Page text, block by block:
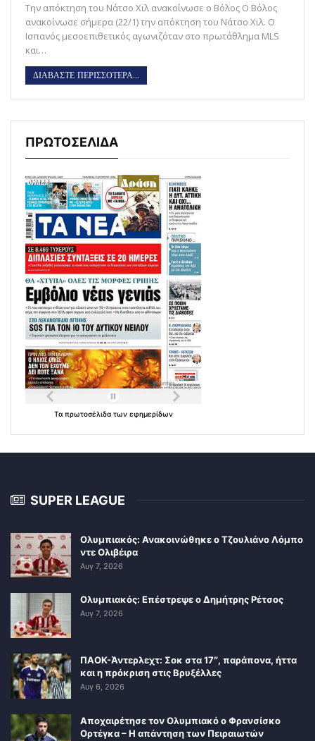
Την απόκτηση του Νάτσο Χιλ ανακοίνωσε ο Βόλος Ο Βόλος
ανακοίνωσε σήμερα (22/1) την απόκτηση του Νάτσο Χιλ. Ο
Ισπανός μεσοεπιθετικός αγωνιζόταν στο πρωτάθλημα MLS
και…
ΔΙΑΒΑΣΤΕ ΠΕΡΙΣΣΟΤΕΡΑ...
ΠΡΩΤΟΣΕΛΙΔΑ
Τα πρωτοσέλιδα των εφημερίδων
SUPER LEAGUE
Ολυμπιακός: Ανακοινώθηκε ο Τζουλιάνο Λόμπο
ντε Ολιβέιρα
Αυγ 7, 2026
Ολυμπιακός: Επέστρεψε ο Δημήτρης Ρέτσος
Αυγ 7, 2026
ΠΑΟΚ-Άντερλεχτ: Σοκ στα 17″, παράπονα, ήττα
και η πρόκριση στις Βρυξέλλες
Αυγ 6, 2026
Αποχαιρέτησε τον Ολυμπιακό ο Φρανσίσκο
Ορτέγκα – Η απάντηση των Πειραιωτών